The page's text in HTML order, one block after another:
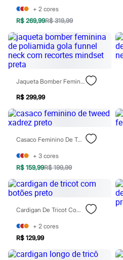
Jeans
Moda esportiva
Todos os produtos
Infantil
Em alta
Arrumadinho para os meninos
Romântico para as meninas
Inverno
Novidades
Roupas menina
0 a 24 meses
1 a 5 anos
4 a 12 anos
10 a 16 anos
0 a 24 meses
1 a 5 anos
10 a 16 anos
Acessórios
Bolsas e Mochilas
Chapéus
Calçados
Botas
Chinelos
Pantufas
+ 2 cores
R$ 269,99R$ 319,99
Jaqueta Bomber Feminina De Poliamida Gola Funnel Neck Com Recortes Mindset Preta
R$ 299,99
Casaco Feminino De Tweed Xadrez Preto
+ 3 cores
R$ 159,99R$ 199,99
Cardigan De Tricot Com Botões Preto
+ 2 cores
R$ 129,99